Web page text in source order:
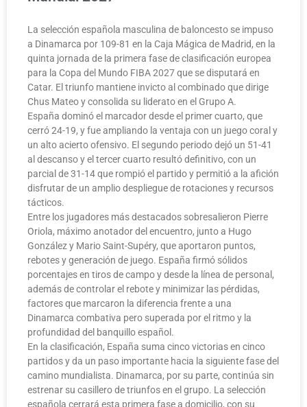
La selección española masculina de baloncesto se impuso
a Dinamarca por 109-81 en la Caja Mágica de Madrid, en la
quinta jornada de la primera fase de clasificación europea
para la Copa del Mundo FIBA 2027 que se disputará en
Catar. El triunfo mantiene invicto al combinado que dirige
Chus Mateo y consolida su liderato en el Grupo A.
España dominó el marcador desde el primer cuarto, que
cerró 24-19, y fue ampliando la ventaja con un juego coral y
un alto acierto ofensivo. El segundo periodo dejó un 51-41
al descanso y el tercer cuarto resultó definitivo, con un
parcial de 31-14 que rompió el partido y permitió a la afición
disfrutar de un amplio despliegue de rotaciones y recursos
tácticos.
Entre los jugadores más destacados sobresalieron Pierre
Oriola, máximo anotador del encuentro, junto a Hugo
González y Mario Saint-Supéry, que aportaron puntos,
rebotes y generación de juego. España firmó sólidos
porcentajes en tiros de campo y desde la línea de personal,
además de controlar el rebote y minimizar las pérdidas,
factores que marcaron la diferencia frente a una
Dinamarca combativa pero superada por el ritmo y la
profundidad del banquillo español.
En la clasificación, España suma cinco victorias en cinco
partidos y da un paso importante hacia la siguiente fase del
camino mundialista. Dinamarca, por su parte, continúa sin
estrenar su casillero de triunfos en el grupo. La selección
española cerrará esta primera fase a domicilio, con su